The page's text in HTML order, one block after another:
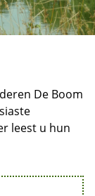
De Boom
leest u hun